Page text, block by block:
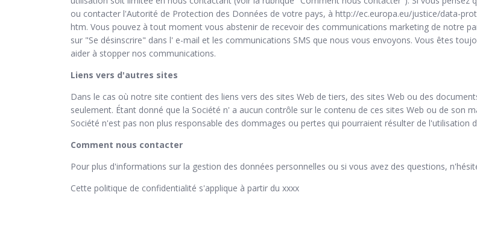
ou contacter l'Autorité de Protection des Données de votre pays, à http://ec.europa.eu/justice/data-
htm. Vous pouvez à tout moment vous abstenir de recevoir des communications marketing de notre
sur "Se désinscrire" dans l' e-mail et les communications SMS que nous vous envoyons. Vous êtes
aider à stopper nos communications.
Liens vers d'autres sites
Dans le cas où notre site contient des liens vers des sites Web de tiers, des sites Web ou des
seulement. Étant donné que la Société n' a aucun contrôle sur le contenu de ces sites Web ou de son
Société n'est pas non plus responsable des dommages ou pertes qui pourraient résulter de l'utilisation
Comment nous contacter
Pour plus d'informations sur la gestion des données personnelles ou si vous avez des questions,
Cette politique de confidentialité s'applique à partir du xxxx